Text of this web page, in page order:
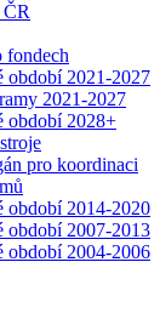
fondech
období 2021-2027
2021-2027
období 2028+
pro koordinaci
období 2014-2020
období 2007-2013
období 2004-2006